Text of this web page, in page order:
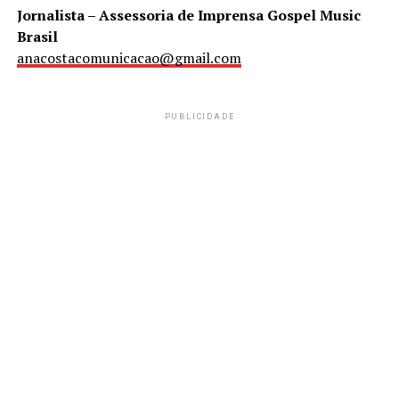
Jornalista – Assessoria de Imprensa Gospel Music
Brasil
anacostacomunicacao@gmail.com
PUBLICIDADE